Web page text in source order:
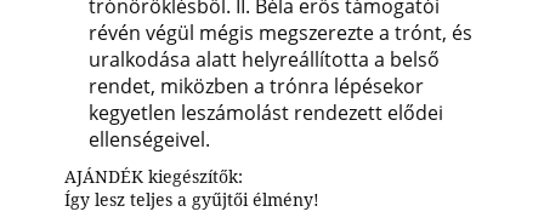
trónöröklésből. II. Béla erős támogatói
révén végül mégis megszerezte a trónt, és
uralkodása alatt helyreállította a belső
rendet, miközben a trónra lépésekor
kegyetlen leszámolást rendezett elődei
ellenségeivel.
AJÁNDÉK kiegészítők:
Így lesz teljes a gyűjtői élmény!